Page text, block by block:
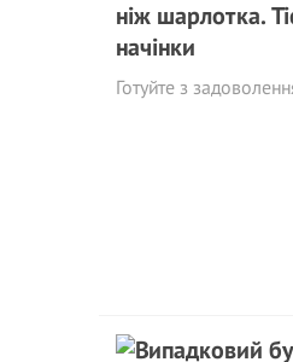
ніж шарлотка.
начінки
Готуйте з